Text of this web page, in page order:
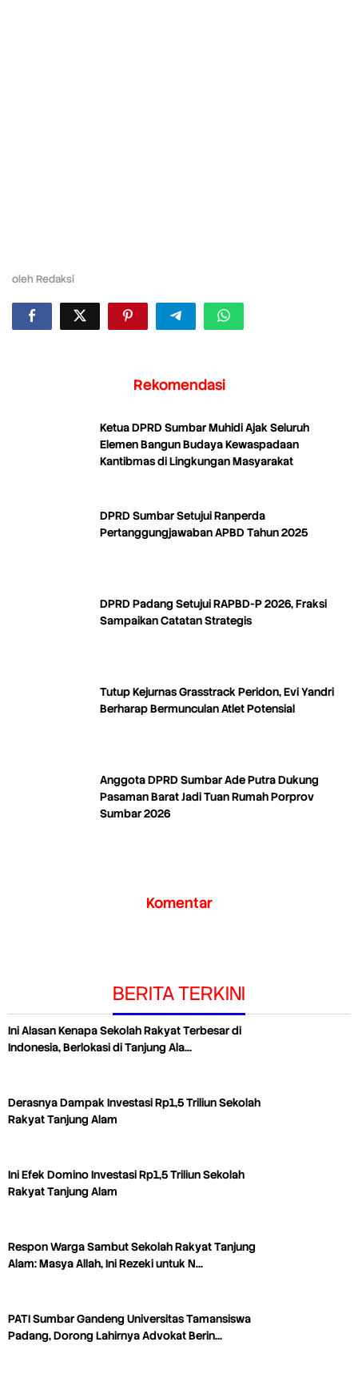
oleh Redaksi
Rekomendasi
Ketua DPRD Sumbar Muhidi Ajak Seluruh
Elemen Bangun Budaya Kewaspadaan
Kantibmas di Lingkungan Masyarakat
DPRD Sumbar Setujui Ranperda
Pertanggungjawaban APBD Tahun 2025
DPRD Padang Setujui RAPBD-P 2026, Fraksi
Sampaikan Catatan Strategis
Tutup Kejurnas Grasstrack Peridon, Evi Yandri
Berharap Bermunculan Atlet Potensial
Anggota DPRD Sumbar Ade Putra Dukung
Pasaman Barat Jadi Tuan Rumah Porprov
Sumbar 2026
Komentar
BERITA TERKINI
Ini Alasan Kenapa Sekolah Rakyat Terbesar di
Indonesia, Berlokasi di Tanjung Ala…
Derasnya Dampak Investasi Rp1,5 Triliun Sekolah
Rakyat Tanjung Alam
Ini Efek Domino Investasi Rp1,5 Triliun Sekolah
Rakyat Tanjung Alam
Respon Warga Sambut Sekolah Rakyat Tanjung
Alam: Masya Allah, Ini Rezeki untuk N…
PATI Sumbar Gandeng Universitas Tamansiswa
Padang, Dorong Lahirnya Advokat Berin…